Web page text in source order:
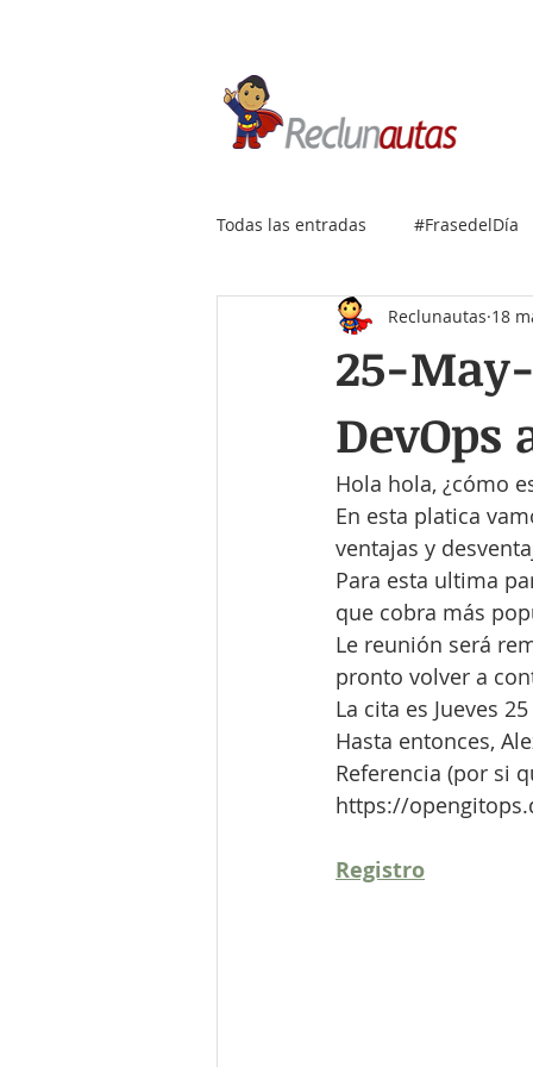
Todas las entradas #FrasedelDía
25-
DevOps
Reclunautas 18
Hola hola, ¿cómo
En esta platica
ventajas y
Para esta ultima
que cobra más
Le reunión será
pronto volver a
La cita es Jueves
Hasta entonces,
Referencia (por si
https://
Registro